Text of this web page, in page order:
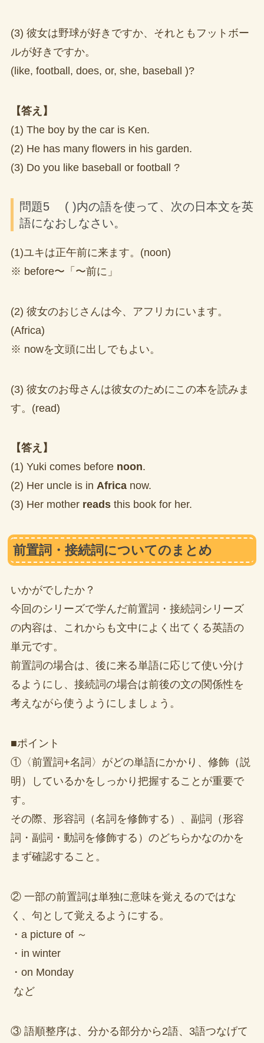
(3) 彼女は野球が好きですか、それともフットボー
ルが好きですか。
(like, football, does, or, she, baseball )?
【答え】
(1) The boy by the car is Ken.
(2) He has many flowers in his garden.
(3) Do you like baseball or football ?
問題5 ( )内の語を使って、次の日本文を英
語になおしなさい。
(1)ユキは正午前に来ます。(noon)
※ before〜「〜前に」
(2) 彼女のおじさんは今、アフリカにいます。
(Africa)
※ nowを文頭に出しでもよい。
(3) 彼女のお母さんは彼女のためにこの本を読みま
す。(read)
【答え】
(1) Yuki comes before noon.
(2) Her uncle is in Africanow.
(3) Her mother readsthis book for her.
前置詞・接続詞についてのまとめ
いかがでしたか？
今回のシリーズで学んだ前置詞・接続詞シリーズ
の内容は、これからも文中によく出てくる英語の
単元です。
前置詞の場合は、後に来る単語に応じて使い分け
るようにし、接続詞の場合は前後の文の関係性を
考えながら使うようにしましょう。
■ポイント
①〈前置詞+名詞〉がどの単語にかかり、修飾（説
明）しているかをしっかり把握することが重要で
す。
その際、形容詞（名詞を修飾する）、副詞（形容
詞・副詞・動詞を修飾する）のどちらかなのかを
まず確認すること。
② 一部の前置詞は単独に意味を覚えるのではな
く、句として覚えるようにする。
・a picture of ～
・in winter
・on Monday
など
③ 語順整序は、分かる部分から2語、3語つなげて